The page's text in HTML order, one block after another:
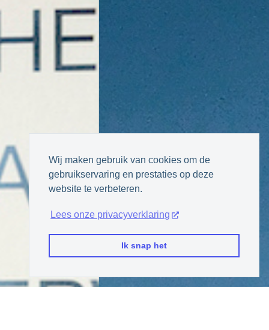
Wij maken gebruik van cookies om de
gebruikservaring en prestaties op deze
website te verbeteren.
Lees onze privacyverklaring
Ik snap het